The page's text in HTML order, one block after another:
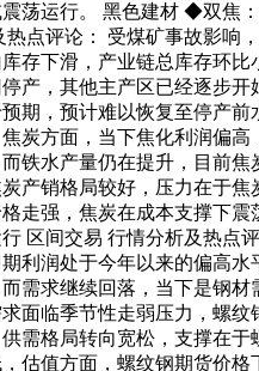
荡运行。 黑色建材 ◆双焦
热点评论： 受煤矿事故影响
存下滑，产业链总库存环比
产，其他主产区已经逐步开
期，预计难以恢复至停产前
炭方面，当下焦化利润偏高
铁水产量仍在提升，目前焦
产销格局较好，压力在于焦
走强，焦炭在成本支撑下震
区间交易 行情分析及热点
利润处于今年以来的偏高水
需求继续回落，当下是钢材
面临季节性走弱压力，螺纹
需格局转向宽松，支撑在于
估值方面，螺纹钢期货价格